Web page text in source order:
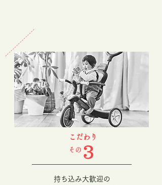
3
​こだわり
​その
持ち込み大歓迎の